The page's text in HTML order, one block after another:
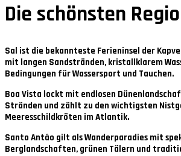
Die schönsten
Sal ist die bekannteste Ferieninsel der
mit langen Sandstränden, kristallklarem
Bedingungen für Wassersport und Tauchen.
Boa Vista lockt mit endlosen
Stränden und zählt zu den wichtigsten
Meeresschildkröten im Atlantik.
Santo Antão gilt als Wanderparadies mit
Berglandschaften, grünen Tälern und